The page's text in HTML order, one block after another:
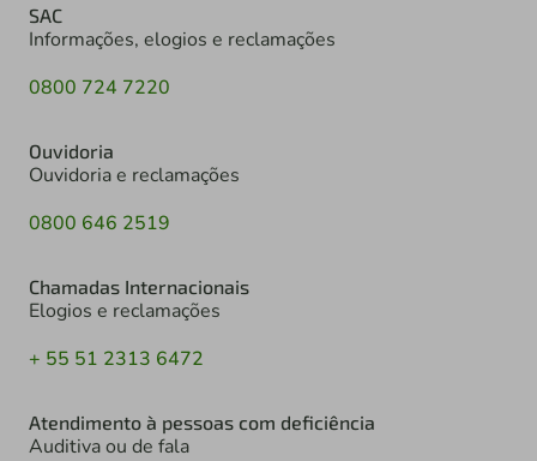
SAC
Informações, elogios e reclamações
0800 724 7220
Ouvidoria
Ouvidoria e reclamações
0800 646 2519
Chamadas Internacionais
Elogios e reclamações
+ 55 51 2313 6472
Atendimento à pessoas com deficiência
Auditiva ou de fala